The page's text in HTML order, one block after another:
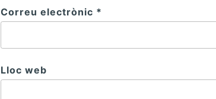
Correu electrònic *
Lloc web